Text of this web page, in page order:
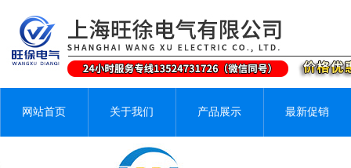
网站首页 关于我们 产品展示 最新促销